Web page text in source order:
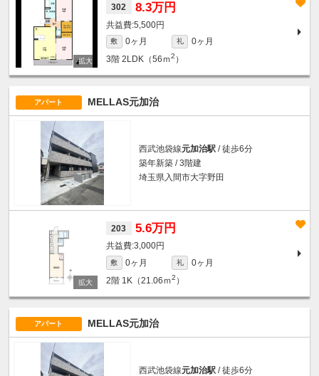
302 8.3万円
5,500円
敷 0ヶ月 礼
0ヶ月
3階 2LDK（56ｍ2 ）
アパート MELLAS元加治
西武池袋線元加治駅 / 徒歩6分
築年新築 / 3階建
埼玉県入間市大字野田
203 5.6万円
3,000円
敷 0ヶ月 礼
0ヶ月
2階 1K（21.06ｍ2 ）
アパート MELLAS元加治
西武池袋線元加治駅 / 徒歩6分